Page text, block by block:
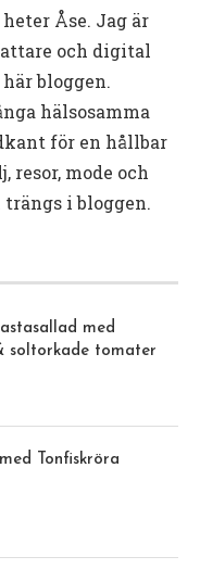
Åse. Jag är
och digital
bloggen.
hälsosamma
för en hållbar
mode och
i bloggen.
med
soltorkade tomater
Tonfiskröra